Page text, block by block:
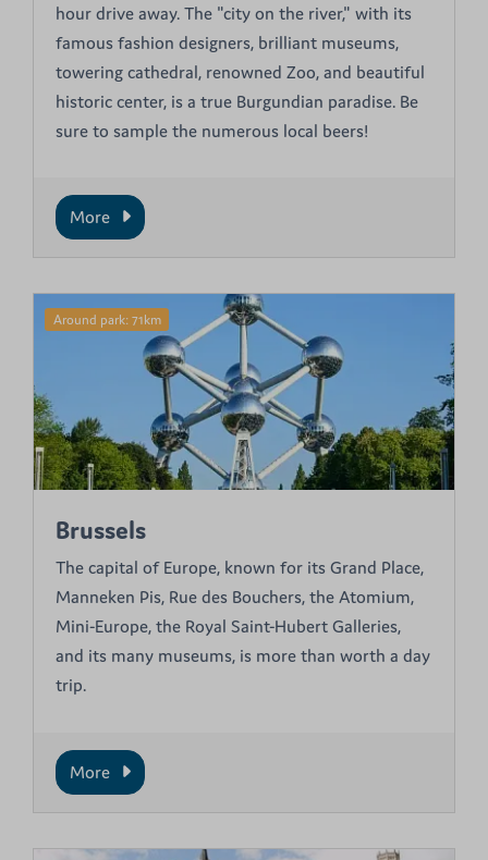
hour drive away. The "city on the river," with its
famous fashion designers, brilliant museums,
towering cathedral, renowned Zoo, and beautiful
historic center, is a true Burgundian paradise. Be
sure to sample the numerous local beers!
More
Around park: 71km
Brussels
The capital of Europe, known for its Grand Place,
Manneken Pis, Rue des Bouchers, the Atomium,
Mini-Europe, the Royal Saint-Hubert Galleries,
and its many museums, is more than worth a day
trip.
More